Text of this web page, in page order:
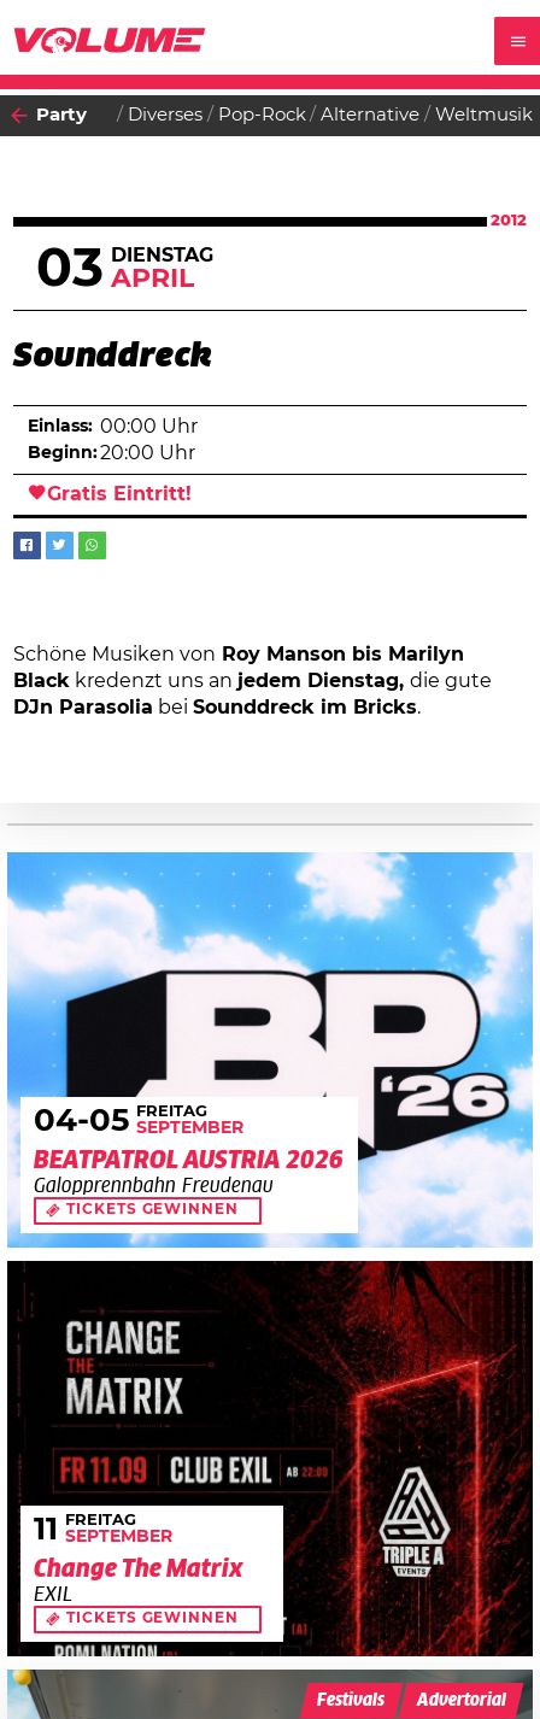
Party Diverses Pop-Rock Alternative Weltmusik
2012
03 DIENSTAG
APRIL
Sounddreck
Einlass: 00:00 Uhr
Beginn:20:00 Uhr
Gratis Eintritt!
Schöne Musiken von Roy Manson bis Marilyn
Black kredenzt uns an jedem Dienstag,die gute
DJn Parasolia beiSounddreck im Bricks.
04-05 FREITAG
SEPTEMBER
BEATPATROL AUSTRIA 2026
Galopprennbahn Freudenau
TICKETS GEWINNEN
11 FREITAG
SEPTEMBER
Change The Matrix
EXIL
TICKETS GEWINNEN
Festivals Advertorial